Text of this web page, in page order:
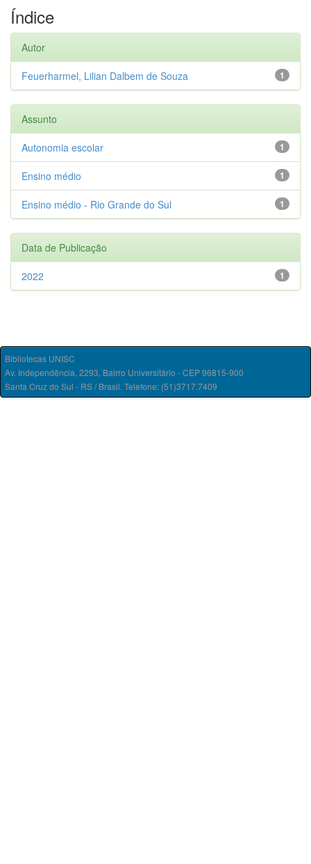
Índice
Autor
1
Feuerharmel, Lilian Dalbem de Souza
Assunto
1
Autonomia escolar
1
Ensino médio
1
Ensino médio - Rio Grande do Sul
Data de Publicação
1
2022
Bibliotecas UNISC
Av. Independência, 2293, Bairro Universitário - CEP 96815-900
Santa Cruz do Sul - RS / Brasil. Telefone: (51)3717.7409